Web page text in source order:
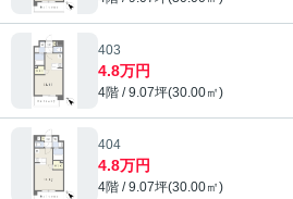
403
4.8万円
4階 / 9.07坪(30.00㎡)
404
4.8万円
4階 / 9.07坪(30.00㎡)